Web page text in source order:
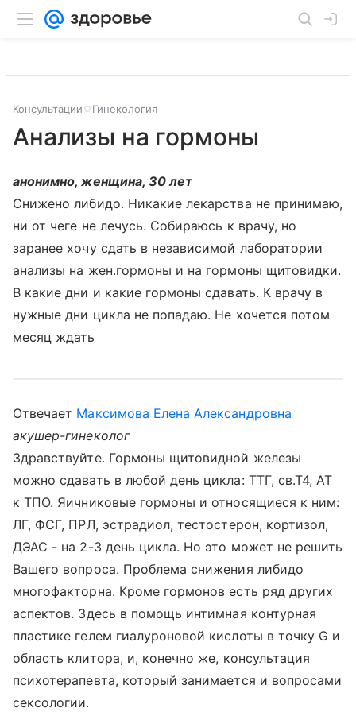
Консультации Гинекология
Анализы на гормоны
анонимно, женщина, 30 лет
Снижено либидо. Никакие лекарства не принимаю,
ни от чеге не лечусь. Собираюсь к врачу, но
заранее хочу сдать в независимой лаборатории
анализы на жен.гормоны и на гормоны щитовидки.
В какие дни и какие гормоны сдавать. К врачу в
нужные дни цикла не попадаю. Не хочется потом
месяц ждать
Отвечает Максимова Елена Александровна
акушер-гинеколог
Здравствуйте. Гормоны щитовидной железы
можно сдавать в любой день цикла: ТТГ, св.Т4, АТ
к ТПО. Яичниковые гормоны и относящиеся к ним:
ЛГ, ФСГ, ПРЛ, эстрадиол, тестостерон, кортизол,
ДЭАС - на 2-3 день цикла. Но это может не решить
Вашего вопроса. Проблема снижения либидо
многофакторна. Кроме гормонов есть ряд других
аспектов. Здесь в помощь интимная контурная
пластике гелем гиалуроновой кислоты в точку G и
область клитора, и, конечно же, консультация
психотерапевта, который занимается и вопросами
сексологии.